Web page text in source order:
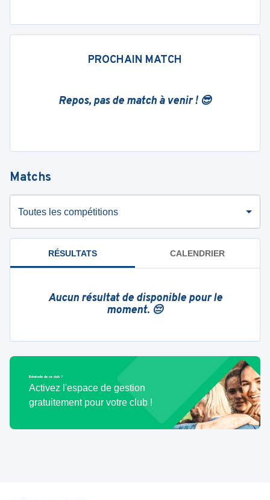
PROCHAIN MATCH
Repos, pas de match à venir ! 😎
Matchs
Toutes les compétitions
RÉSULTATS CALENDRIER
Aucun résultat de disponible pour le
moment. 😔
Bénévole de ce club ?
Activez l'espace de gestion
gratuitement pour votre club !